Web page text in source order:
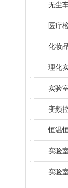
无尘
医疗
化妆
理化
实验
变频
恒温
实验
实验